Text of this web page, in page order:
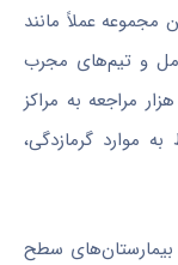
مجموعه عملاً مانند
و تیم‌های مجرب
عمل کرد، ادامه داد: در این دو روز، حدود ۱۸ هزار مراجعه به مراکز
موارد گرمازدگی،
ایمن به بیمارستان‌های سطح